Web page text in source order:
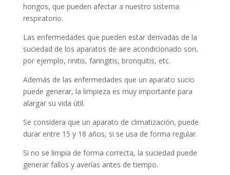
hongos, que pueden afectar a nuestro sistema
respiratorio.
Las enfermedades que pueden estar derivadas de la
suciedad de los aparatos de aire acondicionado son,
por ejemplo, rinitis, faringitis, bronquitis, etc.
Además de las enfermedades que un aparato sucio
puede generar, la limpieza es muy importante para
alargar su vida útil.
Se considera que un aparato de climatización, puede
durar entre 15 y 18 años, si se usa de forma regular.
Si no se limpia de forma correcta, la suciedad puede
generar fallos y averías antes de tiempo.